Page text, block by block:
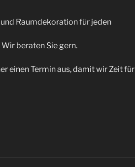
Raumdekoration für jeden
beraten Sie gern.
einen Termin aus, damit wir Zeit für